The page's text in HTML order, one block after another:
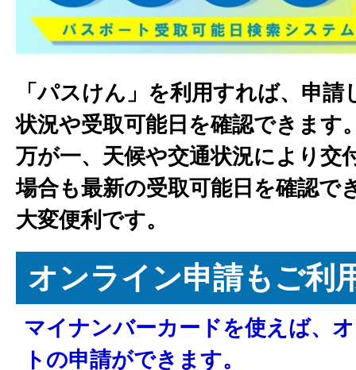
「パスけん」を利用すれば、申
状況や受取可能日を確認できます
万が一、天候や交通状況により交
場合も最新の受取可能日を確認で
大変便利です。
オンライン申請もご利
マイナンバーカードを使えば、
トの申請ができます。